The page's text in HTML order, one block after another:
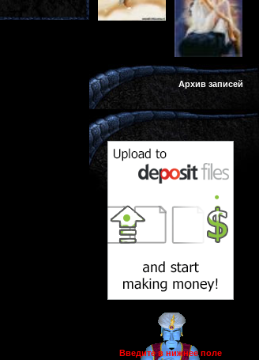
Архив записей
Введите в нижнее поле